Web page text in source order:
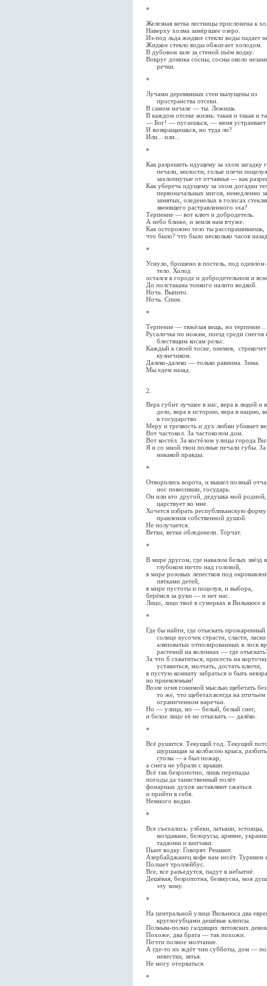
*
Железная ветка лестницы прислонена к
Наверху холма замёрзшее озеро.
Из-под льда жидкое стекло воды падает
Жидкое стекло воды обжигает холодом.
В дубовом зале за стеной пьём водку.
Вокруг домика со́сны, сосны около
речки.
*
Лучами деревянных стен вылущены из
пространства отсеки.
В самом начале — ты. Лежишь.
В каждом отсеке жизнь: такая и такая и
— Бог! — пугаешься, — меня устраивает
И возвращаешься, но туда ли?
Или... или...
*
Как разрешить идущему за эхом загадку
печали, милости, голые плечи
захлопнутые от отчаянья — как
Как уберечь идущему за эхом догадки
первоначальных мигов, немедленно
замятых, оледенелых в голосах
звенящего растравленного эха?
Терпение — вот ключ и добродетель.
А небо ближе, и земля нам вчуже.
Как осторожно тело ты расспрашиваешь,
что было? что было несколько часов
*
Уснуло, брошено в постель, под одеялом
тело. Холод
остался в городе и добродетельном и
До полстакана тонкого налито водкой.
Ночь. Выпито.
Ночь. Спим.
*
Терпение — тяжёлая вещь, но терпение...
Русалочка по ножам, поезд среди снегов
блестящим косам рельс.
Каждый к своей тоске, онемев, стрекочет
кузнечиком.
Далеко-далеко — только равнина. Зима.
Мы едем назад.
2.
Вера губит лучшее в нас, вера в людей и
дело, вера в историю, вера в нацию,
в государство
Меру и трезвость и дух любви убивает
Вот частокол. За частоколом дом.
Вот костёл. За костёлом улицы города
Я и со мной твои полные печали губы.
никакой правды.
*
Отворились ворота, и вышел полный
нос повесивши, государь.
Он или кто другой, дедушка мой родной,
царствует во мне.
Хочется избрать республиканскую форму
правления собственной душой.
Не получается.
Ветки, ветки обледенели. Торчат.
*
В мире другом, где навалом белых звёзд
глубоком ничто над головой,
в мире розовых лепестков под
пятками детей,
в мире пустоты и поцелуя, и выбора,
берёмся за руки — и нет нас.
Лицо, лицо твоё в сумерках в Вильнюсе в
*
Где бы найти, где отыскать прожаренный
солнце кусочек страсти, сласти,
аляповатых отполированных в лоск
растений на колоннах — где
За что б схватиться, присесть на
уставиться, молчать, достать ключи,
в пустую комнату забраться и быть
но приемлемым!
Возле огня гонимой мыслью щебетать без
то же, что щебетал всегда на птичьем
ограниченном наречьи.
Но — улица, но — белый, белый снег,
и белое лицо её не отыскать — далёко.
*
Всё рушится. Текущий год. Текущий
шуршащая за колбасою крыса,
столы — а был пожар,
а сне́га не убрали с крыши.
Всё так безропотно, лишь перепады
погоды да таинственный полёт
фонарных духов заставляют сжаться
и прийти в себя.
Немного водки.
*
Все съехались: узбеки, латыши, эстонцы,
молдаване, белорусы, армяне,
таджики и кипчаки.
Пьют водку. Говорят. Решают.
Азербайджанец кофе нам несёт. Туркмен
Ползает троллейбус.
Все, все разъедутся, падут в небытиё.
Дешёвая, безропотна, безвкусна, моя
эту зиму.
*
На центральной улице Вильнюса два
круглогубцами дешёвые клипсы.
Полным-полно галдящих литовских
Похоже, два брата — так похожи.
Почти полное молчание.
А где-то их ждёт чин субботы, дом —
невестки, зятья.
Не могу оторваться.
*